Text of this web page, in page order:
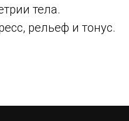
тела.
рельеф и тонус.